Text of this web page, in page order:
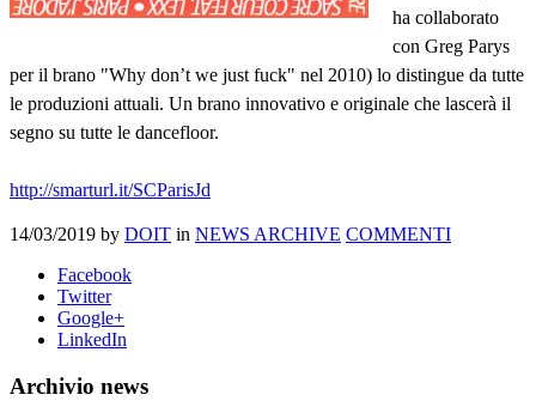
ha collaborato
con Greg Parys
per il brano "Why don’t we just fuck" nel 2010) lo distingue da tutte
le produzioni attuali. Un brano innovativo e originale che lascerà il
segno su tutte le dancefloor.
http://smarturl.it/SCParisJd
14/03/2019 by DOIT in NEWS ARCHIVE COMMENTI
Facebook
Twitter
Google+
LinkedIn
Archivio news